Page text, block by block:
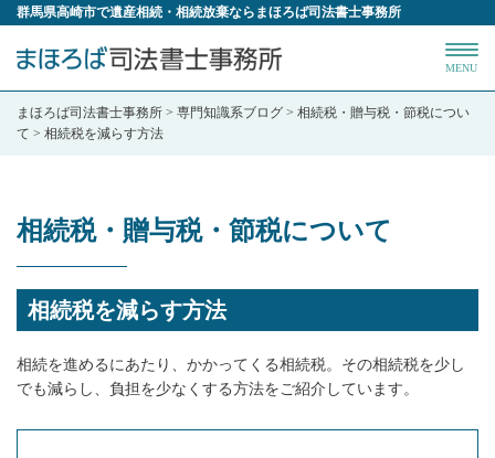
群馬県高崎市で遺産相続・相続放棄ならまほろば司法書士事務所
MENU
まほろば司法書士事務所 > 専門知識系ブログ > 相続税・贈与税・節税につい
て > 相続税を減らす方法
相続税・贈与税・節税について
相続税を減らす方法
相続を進めるにあたり、かかってくる相続税。その相続税を少し
でも減らし、負担を少なくする方法をご紹介しています。